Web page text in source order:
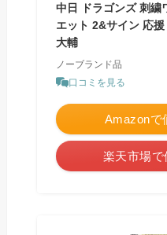
中日 ドラゴンズ 刺繍
エット 2&サイン 応
大輔
ノーブランド品
口コミを見る
Amazonで
楽天市場で